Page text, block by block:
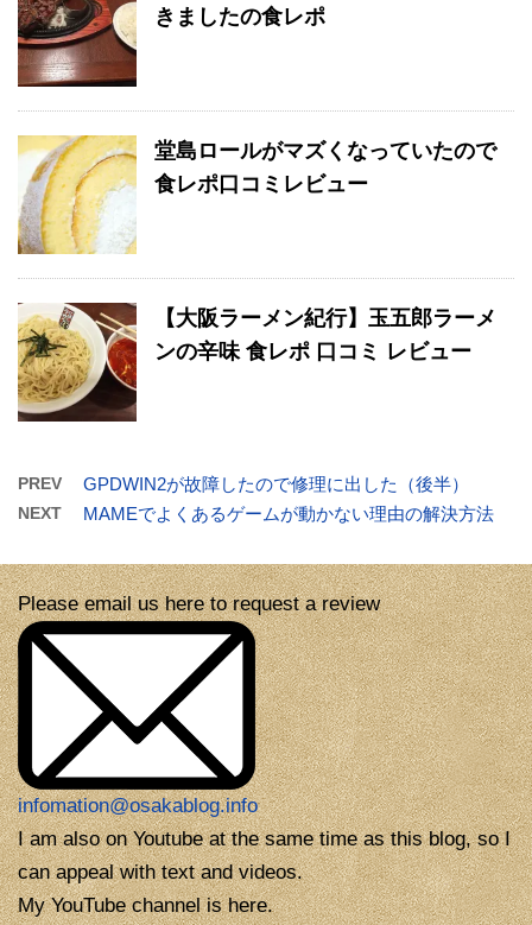
きましたの食レポ
堂島ロールがマズくなっていたので
食レポ口コミレビュー
【大阪ラーメン紀行】玉五郎ラーメ
ンの辛味 食レポ 口コミ レビュー
PREV GPDWIN2が故障したので修理に出した（後半）
NEXT MAMEでよくあるゲームが動かない理由の解決方法
Please email us here to request a review
infomation@osakablog.info
I am also on Youtube at the same time as this blog, so I
can appeal with text and videos.
My YouTube channel is here.